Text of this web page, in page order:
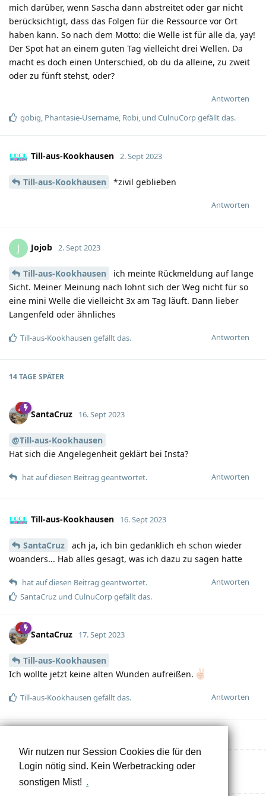
Wir nutzen nur Session Cookies die für den
Login nötig sind. Kein Werbetracking oder
sonstigen Mist! .
mich darüber, wenn Sascha dann abstreitet oder gar nicht
berücksichtigt, dass das Folgen für die Ressource vor Ort
haben kann. So nach dem Motto: die Welle ist für alle da, yay!
Der Spot hat an einem guten Tag vielleicht drei Wellen. Da
macht es doch einen Unterschied, ob du da alleine, zu zweit
oder zu fünft stehst, oder?
Antworten
gobig, Phantasie-Username, Robi, und CulnuCorpgefällt das.
Till-aus-Kookhausen 2. Sept 2023
Till-aus-Kookhausen *zivil geblieben
Antworten
J Jojob 2. Sept 2023
Till-aus-Kookhausen
ich meinte Rückmeldung auf lange
Sicht. Meiner Meinung nach lohnt sich der Weg nicht für so
eine mini Welle die vielleicht 3x am Tag läuft. Dann lieber
Langenfeld oder ähnliches
Antworten
Till-aus-Kookhausen gefällt das.
14 TAGE SPÄTER
SantaCruz 16. Sept 2023
@Till-aus-Kookhausen
Hat sich die Angelegenheit geklärt bei Insta?
Antworten
hat auf diesen Beitrag geantwortet.
Till-aus-Kookhausen 16. Sept 2023
SantaCruz
ach ja, ich bin gedanklich eh schon wieder
woanders... Hab alles gesagt, was ich dazu zu sagen hatte
Antworten
hat auf diesen Beitrag geantwortet.
SantaCruz und CulnuCorpgefällt das.
SantaCruz 17. Sept 2023
Till-aus-Kookhausen
Ich wollte jetzt keine alten Wunden aufreißen.
Antworten
Till-aus-Kookhausen gefällt das.
Eine Antwort schreiben…